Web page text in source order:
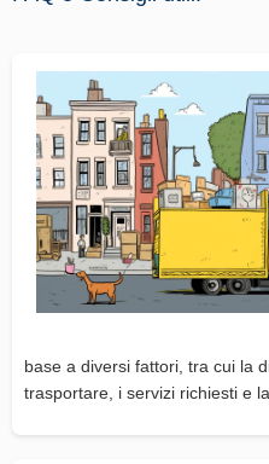
base a diversi fattori, tra cui la
trasportare, i servizi richiesti e